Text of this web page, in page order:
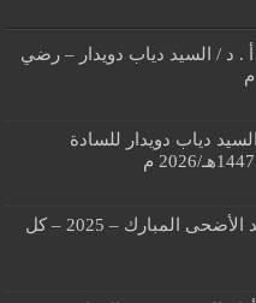
أ . د / السيد دياب دويدار – رضي
دياب دويدار للسادة
معايدة سيدنا الشيخ رضي الله عنه بعيد الأضحى المبارك – 2025 – كل